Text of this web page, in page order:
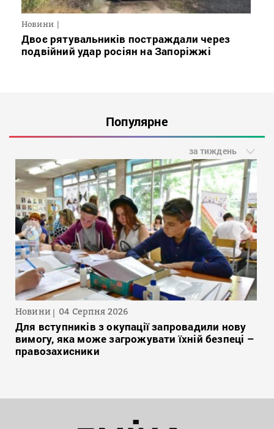
Новини
Двоє рятувальників постраждали через
подвійний удар росіян на Запоріжжі
Популярне
за тиждень
Новини 04 Серпня 2026
Для вступників з окупації запровадили нову
вимогу, яка може загрожувати їхній безпеці –
правозахисники